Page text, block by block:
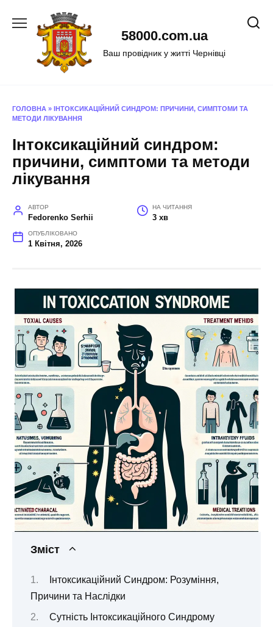
58000.com.ua
Ваш провідник у житті Чернівці
ГОЛОВНА » ІНТОКСИКАЦІЙНИЙ СИНДРОМ: ПРИЧИНИ, СИМПТОМИ ТА
МЕТОДИ ЛІКУВАННЯ
Інтоксикаційний синдром:
причини, симптоми та методи
лікування
АВТОР
Fedorenko Serhii
НА ЧИТАННЯ
3 хв
ОПУБЛІКОВАНО
1 Квітня, 2026
Зміст
Інтоксикаційний Синдром: Розуміння,
Причини та Наслідки
Сутність Інтоксикаційного Синдрому